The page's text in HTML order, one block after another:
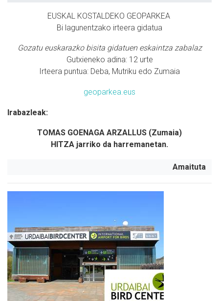
EUSKAL KOSTALDEKO GEOPARKEA
Bi lagunentzako irteera gidatua
Gozatu euskarazko bisita gidatuen eskaintza zabalaz
Gutxieneko adina: 12 urte
Irteera puntua: Deba, Mutriku edo Zumaia
geoparkea.eus
Irabazleak:
TOMAS GOENAGA ARZALLUS (Zumaia)
HITZA jarriko da harremanetan.
Amaituta